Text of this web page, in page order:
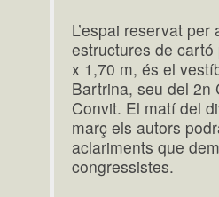
L’espai reservat per
estructures de
x 1,70 m, és el
Bartrina, seu del 2n
Convit. El matí del
març els autors
aclariments que
congressistes.